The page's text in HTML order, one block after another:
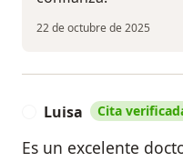
22 de octubre de 2025
Luisa Cita
Es un excelente